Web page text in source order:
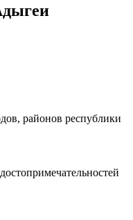
районов республики